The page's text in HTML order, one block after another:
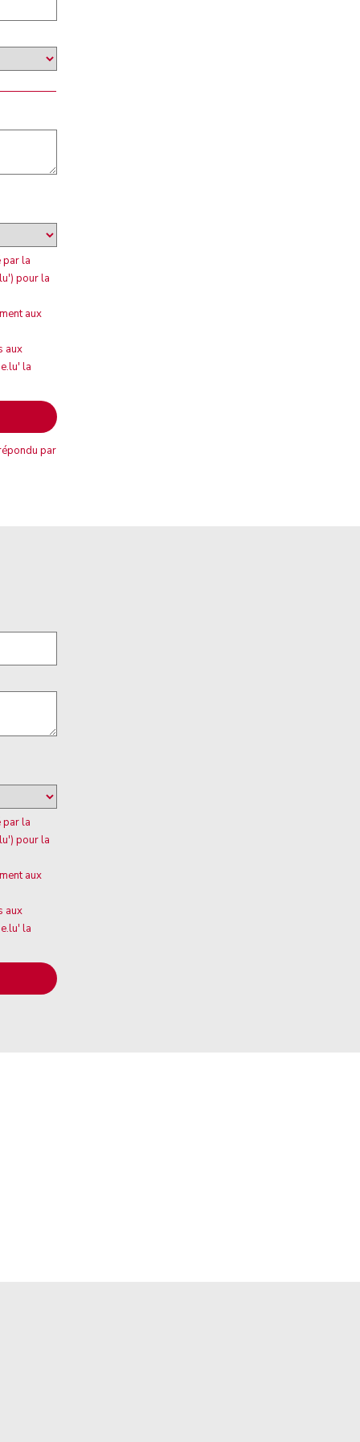
par la
pour la
aux
aux
la
par
par la
pour la
aux
aux
la